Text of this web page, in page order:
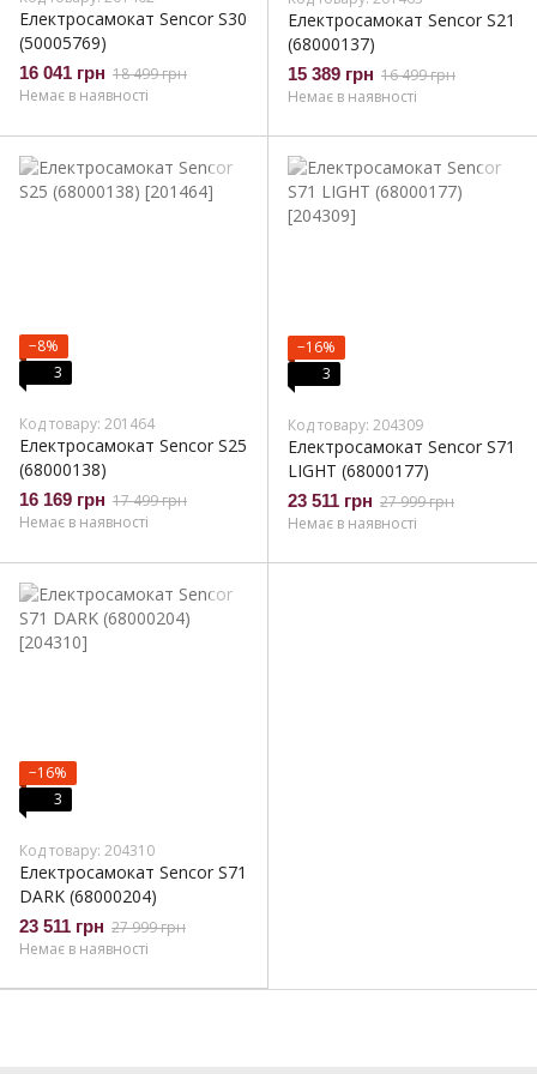
Електросамокат Sencor S30
(50005769)
16 041 грн 18 499 грн
Немає в наявності
Електросамокат Sencor S21
(68000137)
15 389 грн 16 499 грн
Немає в наявності
−8%
3
Код товару: 201464
Електросамокат Sencor S25
(68000138)
16 169 грн 17 499 грн
Немає в наявності
−16%
3
Код товару: 204309
Електросамокат Sencor S71
LIGHT (68000177)
23 511 грн 27 999 грн
Немає в наявності
−16%
3
Код товару: 204310
Електросамокат Sencor S71
DARK (68000204)
23 511 грн 27 999 грн
Немає в наявності